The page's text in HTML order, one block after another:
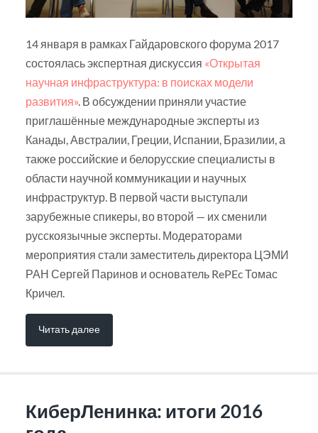
14 января в рамках Гайдаровского форума 2017
состоялась экспертная дискуссия «Открытая
научная инфраструктура: в поисках модели
развития». В обсуждении приняли участие
приглашённые международные эксперты из
Канады, Австралии, Греции, Испании, Бразилии, а
также российские и белорусские специалисты в
области научной коммуникации и научных
инфраструктур. В первой части выступали
зарубежные спикеры, во второй — их сменили
русскоязычные эксперты. Модераторами
мероприятия стали заместитель директора ЦЭМИ
РАН Сергей Паринов и основатель RePEc Томас
Кричел.
Читать далее
КиберЛенинка: итоги 2016